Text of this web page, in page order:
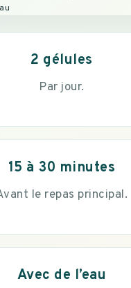
2 gélules
Par jour.
15 à 30 minutes
le repas principal.
Avec de l’eau